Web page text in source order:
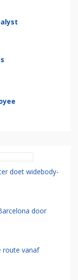
doet widebody-
door
route vanaf